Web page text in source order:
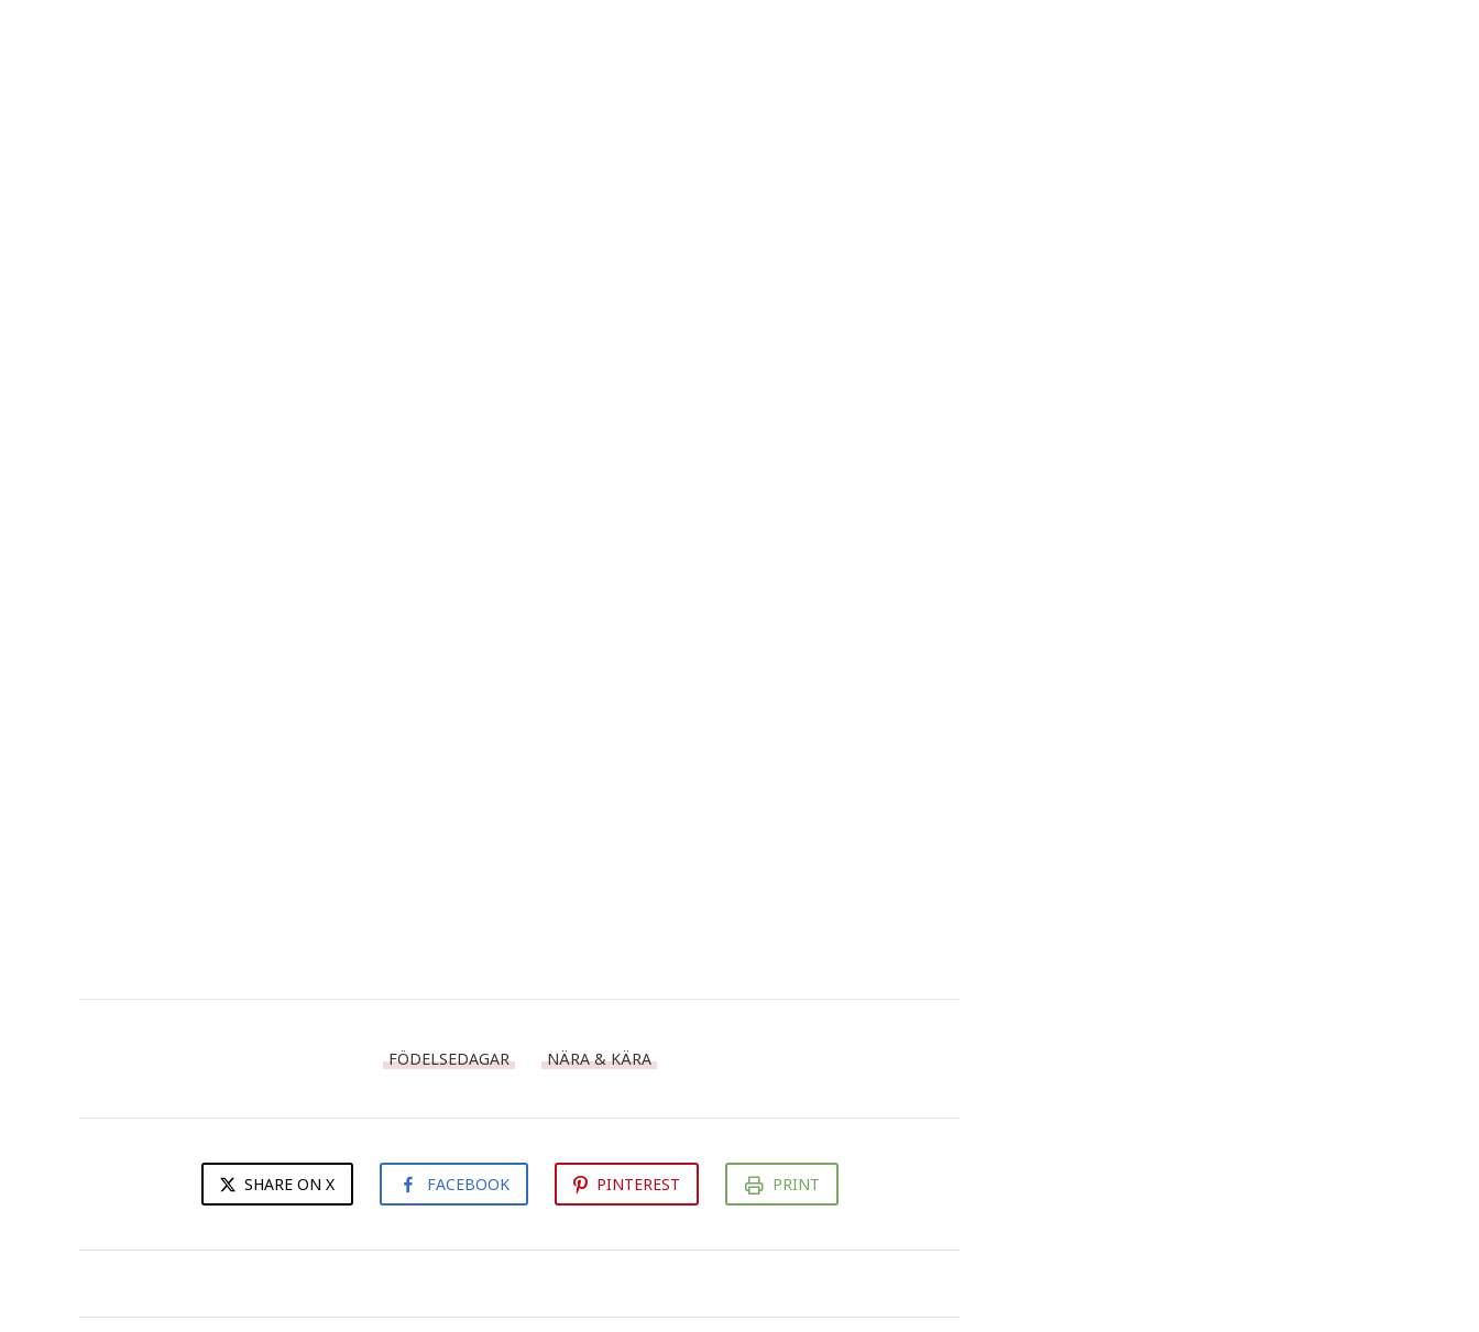
FÖDELSEDAGAR NÄRA & KÄRA
SHARE ON X FACEBOOK PINTEREST PRINT